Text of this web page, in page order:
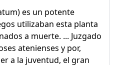
es un potente
utilizaban esta planta
a muerte. ... Juzgado
atenienses y por,
a la juventud, el gran